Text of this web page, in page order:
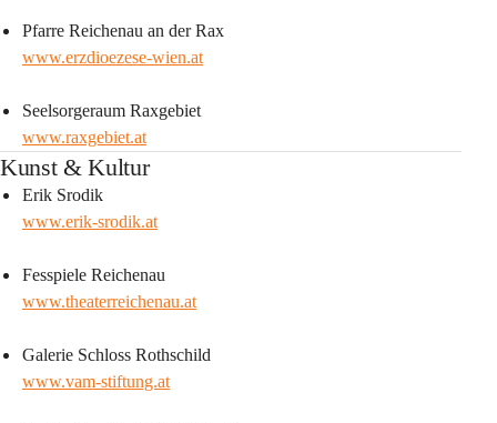
Pfarre Reichenau an der Rax
www.erzdioezese-wien.at
Seelsorgeraum Raxgebiet
www.raxgebiet.at
Kunst & Kultur
Erik Srodik
www.erik-srodik.at
Fesspiele Reichenau
www.theaterreichenau.at
Galerie Schloss Rothschild
www.vam-stiftung.at